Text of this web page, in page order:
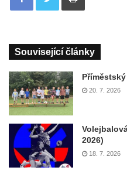
Související články
20. 7. 2026
2026)
18. 7. 2026